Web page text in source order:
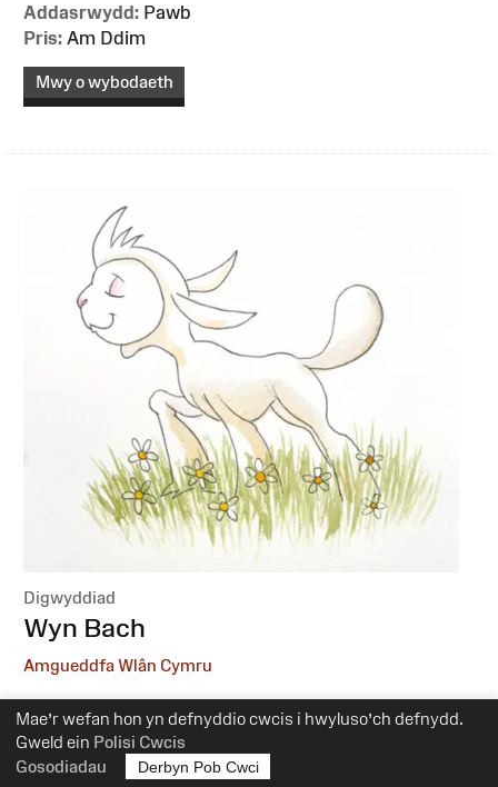
Mae’r wefan hon yn defnyddio cwcis i hwyluso’ch defnydd.
Gweld ein Polisi Cwcis
Gosodiadau
Derbyn Pob Cwci
Addasrwydd: Pawb
Pris: Am Ddim
Mwy o wybodaeth
Digwyddiad
:Wyn Bach
Amgueddfa Wlân Cymru
6 Hydref, 1 Rhagfyr
10.30yb-12yp
Addasrwydd: 0-5 mlwydd oed